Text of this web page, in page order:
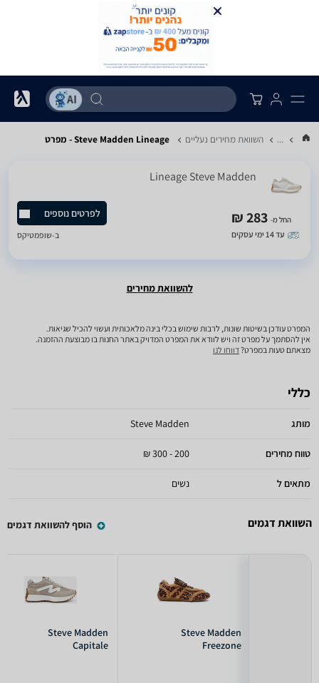
... השוואת מחירים נעליים Steve Madden Lineage - מפרט
Lineage Steve Madden
החל מ- 283 ₪
עד 14 ימי עסקים
לפרטים נוספים
ב-שופמטיקס
להשוואת מחירים
המפרט עודכן בשיטות שונות, לרבות שימוש בכלי בינה מלאכותית ועשוי להכיל שגיאות.
אין להסתמך על מפרט זה ויש לוודא את המפרט המדויק באתר החנות בו מבוצעת ההזמנה.
מצאתם טעות במפרט?דווחו לנו
כללי
מותג Steve Madden
טווח מחירים 200 - 300 ₪
מתאים ל נשים
השוואת דגמים הוסף להשוואת דגמים
Steve Madden
Freezone
Steve Madden
Capitale